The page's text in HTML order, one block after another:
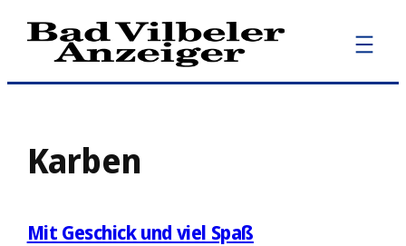
Zum
Inhalt
Karben
Mit Geschick und viel Spaß